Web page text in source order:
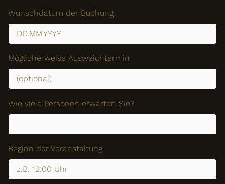
Wunschdatum der Buchung
Möglicherweise Ausweichtermin
Wie viele Personen erwarten Sie?
Beginn der Veranstaltung